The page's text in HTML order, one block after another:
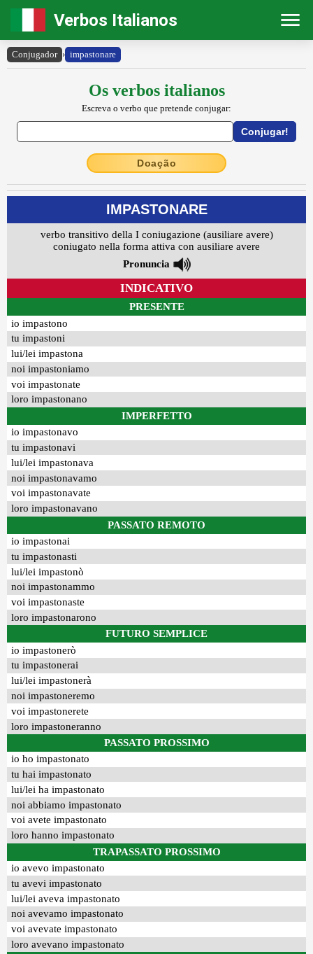
Verbos Italianos
Conjugador › impastonare
Os verbos italianos
Escreva o verbo que pretende conjugar:
Doação
IMPASTONARE
verbo transitivo della I coniugazione (ausiliare avere)
coniugato nella forma attiva con ausiliare avere
Pronuncia
INDICATIVO
PRESENTE
io impastono
tu impastoni
lui/lei impastona
noi impastoniamo
voi impastonate
loro impastonano
IMPERFETTO
io impastonavo
tu impastonavi
lui/lei impastonava
noi impastonavamo
voi impastonavate
loro impastonavano
PASSATO REMOTO
io impastonai
tu impastonasti
lui/lei impastonò
noi impastonammo
voi impastonaste
loro impastonarono
FUTURO SEMPLICE
io impastonerò
tu impastonerai
lui/lei impastonerà
noi impastoneremo
voi impastonerete
loro impastoneranno
PASSATO PROSSIMO
io ho impastonato
tu hai impastonato
lui/lei ha impastonato
noi abbiamo impastonato
voi avete impastonato
loro hanno impastonato
TRAPASSATO PROSSIMO
io avevo impastonato
tu avevi impastonato
lui/lei aveva impastonato
noi avevamo impastonato
voi avevate impastonato
loro avevano impastonato